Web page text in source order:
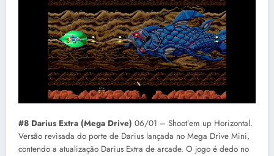
#8 Darius Extra (Mega Drive) 06/01 – Shoot’em up Horizontal.
Versão revisada do porte de Darius lançada no Mega Drive Mini,
contendo a atualização Darius Extra de arcade. O jogo é dedo no